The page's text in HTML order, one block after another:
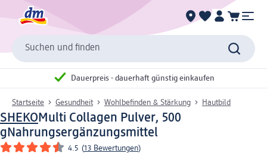
Suchen und finden
Dauerpreis - dauerhaft günstig einkaufen
Startseite Gesundheit Wohlbefinden & Stärkung Hautbild
SHEKOMulti Collagen Pulver, 500
gNahrungsergänzungsmittel
4.5 (13 Bewertungen)